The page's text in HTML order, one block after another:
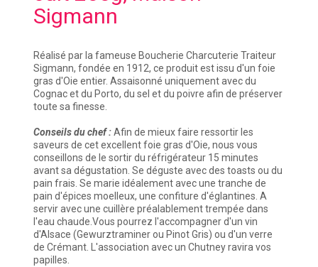
Sigmann
Réalisé par la fameuse Boucherie Charcuterie Traiteur
Sigmann, fondée en 1912, ce produit est issu d'un foie
gras d'Oie entier. Assaisonné uniquement avec du
Cognac et du Porto, du sel et du poivre afin de préserver
toute sa finesse.
Conseils du chef :Afin de mieux faire ressortir les
saveurs de cet excellent foie gras d'Oie, nous vous
conseillons de le sortir du réfrigérateur 15 minutes
avant sa dégustation. Se déguste avec des toasts ou du
pain frais. Se marie idéalement avec une tranche de
pain d'épices moelleux, une confiture d'églantines. A
servir avec une cuillère préalablement trempée dans
l'eau chaude.Vous pourrez l'accompagner d'un vin
d'Alsace (Gewurztraminer ou Pinot Gris) ou d'un verre
de Crémant. L'association avec un Chutney ravira vos
papilles.